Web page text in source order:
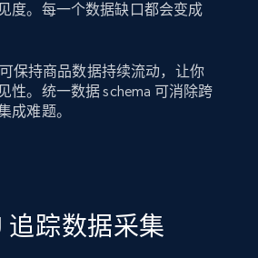
度。每一个数据缺口都会变成
保持商品数据持续流动，让你
性。统一数据 schema 可消除跨
成难题。
追踪数据采集